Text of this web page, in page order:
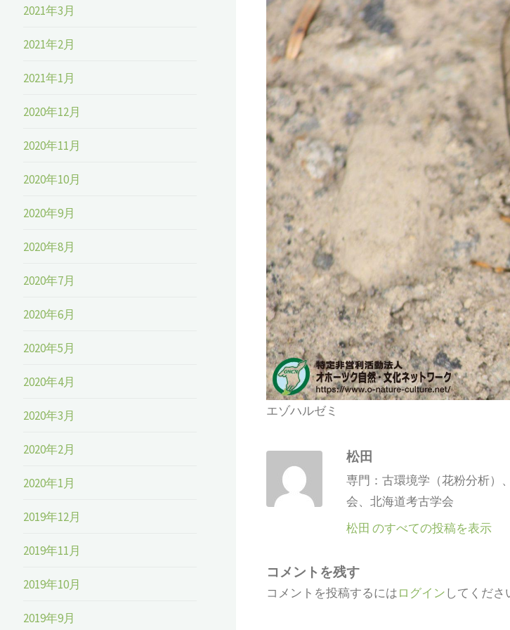
エゾハルゼミ
松田
専門：古環境学（花粉分析
会、北海道考古学会
松田 のすべての投稿を表示
コメントを残す
コメントを投稿するにはログインしてくださ
2021年3月
2021年2月
2021年1月
2020年12月
2020年11月
2020年10月
2020年9月
2020年8月
2020年7月
2020年6月
2020年5月
2020年4月
2020年3月
2020年2月
2020年1月
2019年12月
2019年11月
2019年10月
2019年9月